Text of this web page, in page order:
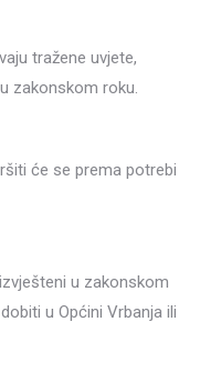
tražene uvjete,
zakonskom roku.
će se prema potrebi
u zakonskom
u Općini Vrbanja ili